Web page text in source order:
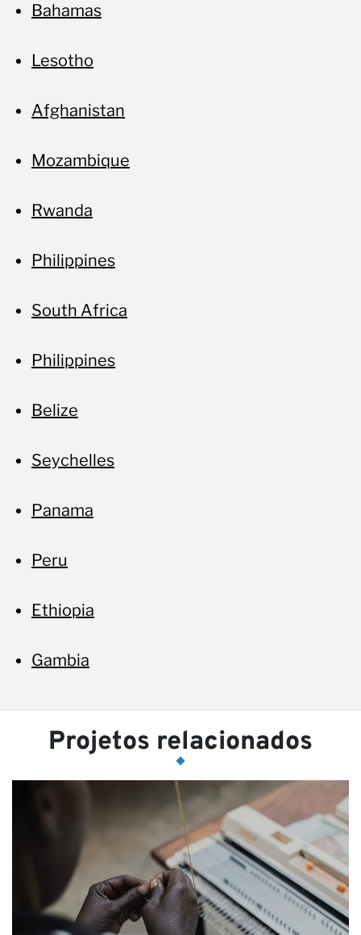
Bahamas
Lesotho
Afghanistan
Mozambique
Rwanda
Philippines
South Africa
Philippines
Belize
Seychelles
Panama
Peru
Ethiopia
Gambia
Projetos relacionados